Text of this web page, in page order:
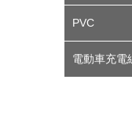
PVC
電動車充電